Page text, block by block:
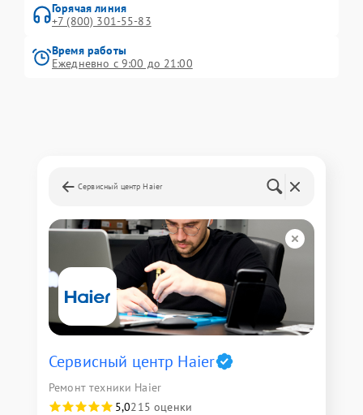
Горячая линия
+7 (800) 301-55-83
Время работы
Ежедневно с 9:00 до 21:00
Сервисный центр Haier
Сервисный центр Haier
Ремонт техники Haier
5,0215 оценки